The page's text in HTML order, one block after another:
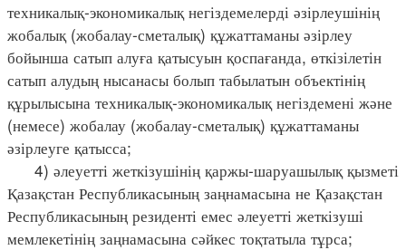
техникалық-экономикалық негіздемелерді әзірлеушінің
жобалық (жобалау-сметалық) құжаттаманы әзірлеу
бойынша сатып алуға қатысуын қоспағанда, өткізілетін
сатып алудың нысанасы болып табылатын объектінің
құрылысына техникалық-экономикалық негіздемені және
(немесе) жобалау (жобалау-сметалық) құжаттаманы
әзірлеуге қатысса;
4) әлеуетті жеткізушінің қаржы-шаруашылық қызметі
Қазақстан Республикасының заңнамасына не Қазақстан
Республикасының резиденті емес әлеуетті жеткізуші
мемлекетінің заңнамасына сәйкес тоқтатыла тұрса;